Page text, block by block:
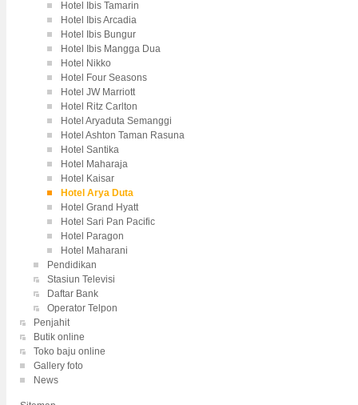
Hotel Ibis Tamarin
Hotel Ibis Arcadia
Hotel Ibis Bungur
Hotel Ibis Mangga Dua
Hotel Nikko
Hotel Four Seasons
Hotel JW Marriott
Hotel Ritz Carlton
Hotel Aryaduta Semanggi
Hotel Ashton Taman Rasuna
Hotel Santika
Hotel Maharaja
Hotel Kaisar
Hotel Arya Duta
Hotel Grand Hyatt
Hotel Sari Pan Pacific
Hotel Paragon
Hotel Maharani
Pendidikan
Stasiun Televisi
Daftar Bank
Operator Telpon
Penjahit
Butik online
Toko baju online
Gallery foto
News